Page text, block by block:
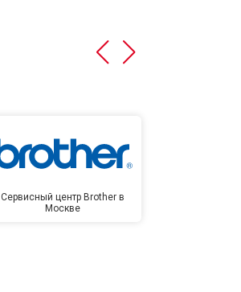
Сервисный центр Brother в
Москве